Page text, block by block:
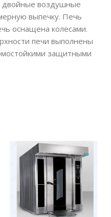
двойные воздушные
выпечку. Печь
оснащена колесами.
печи выполнены
защитными